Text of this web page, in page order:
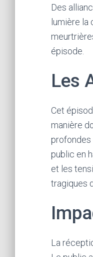
Des
lumière
épisode.
Les
Cet
manière
profondes
public en
et les
tragiques
La